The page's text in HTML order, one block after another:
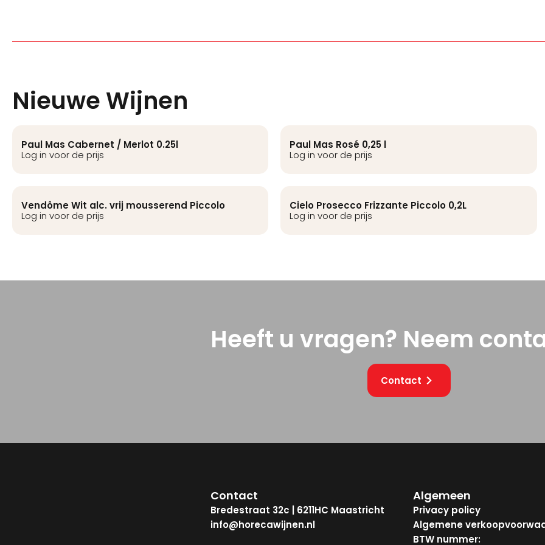
Nieuwe Wijnen
Paul Mas Cabernet / Merlot 0.25l
Log in voor de prijs
Paul Mas Rosé 0,25 l
Log in voor de prijs
Vendôme Wit alc. vrij mousserend Piccolo
Log in voor de prijs
Cielo Prosecco Frizzante Piccolo 0,2L
Log in voor de prijs
Heeft u vragen? Neem
Contact
Contact
Bredestraat 32c | 6211HC Maastricht
info@horecawijnen.nl
Algemeen
Privacy policy
Algemene
BTW nummer: